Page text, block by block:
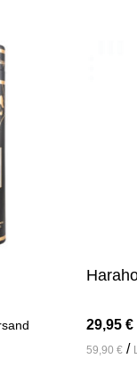
29,95€
59,90€ /